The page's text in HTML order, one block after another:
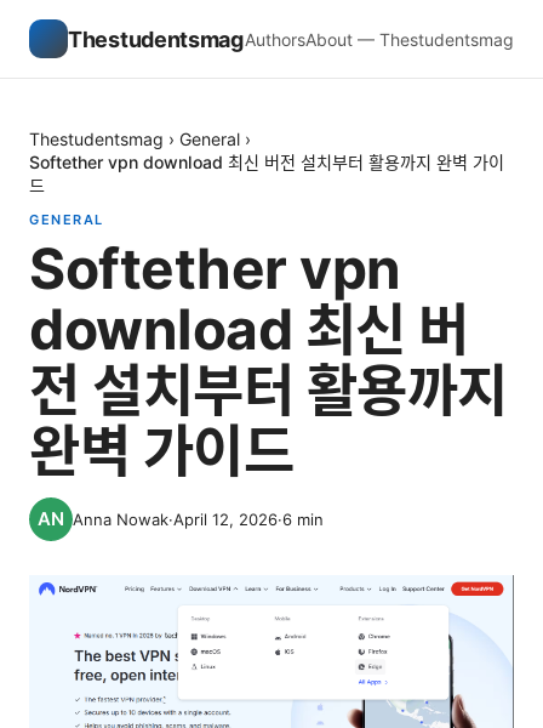
ThestudentsmagAuthorsAbout — Thestudentsmag
Thestudentsmag › General ›
Softether vpn download 최신 버전 설치부터 활용까지 완벽 가이
드
GENERAL
Softether vpn
download 최신 버
전 설치부터 활용까지
완벽 가이드
Anna Nowak·April 12, 2026·6 min